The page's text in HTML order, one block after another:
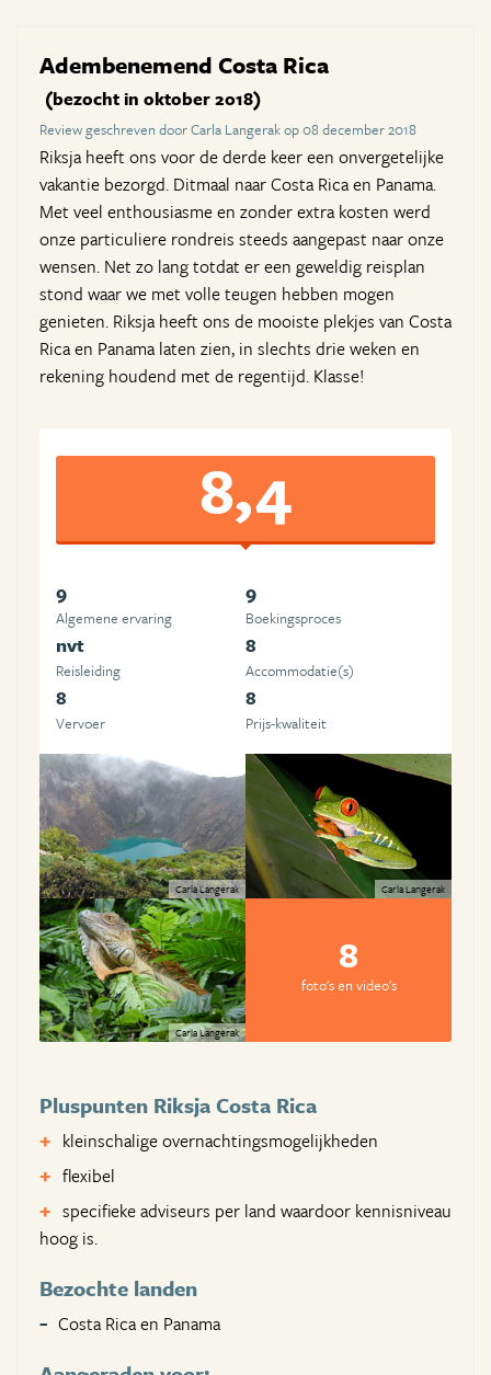
Adembenemend Costa Rica
(bezocht in oktober 2018)
Review geschreven door Carla Langerak op 08 december 2018
Riksja heeft ons voor de derde keer een onvergetelijke
vakantie bezorgd. Ditmaal naar Costa Rica en Panama.
Met veel enthousiasme en zonder extra kosten werd
onze particuliere rondreis steeds aangepast naar onze
wensen. Net zo lang totdat er een geweldig reisplan
stond waar we met volle teugen hebben mogen
genieten. Riksja heeft ons de mooiste plekjes van Costa
Rica en Panama laten zien, in slechts drie weken en
rekening houdend met de regentijd. Klasse!
8,4
9
Algemene ervaring
9
Boekingsproces
nvt
Reisleiding
8
Accommodatie(s)
8
Vervoer
8
Prijs-kwaliteit
Carla Langerak Carla Langerak
Carla Langerak
8
foto's en video's
Pluspunten Riksja Costa Rica
kleinschalige overnachtingsmogelijkheden
flexibel
specifieke adviseurs per land waardoor kennisniveau
hoog is.
Bezochte landen
Costa Rica en Panama